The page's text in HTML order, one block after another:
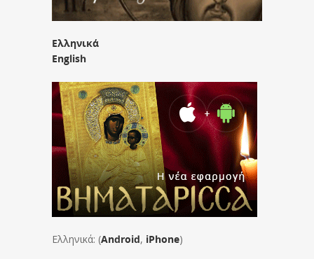
Ελληνικά
English
Ελληνικά: (Android, iPhone)